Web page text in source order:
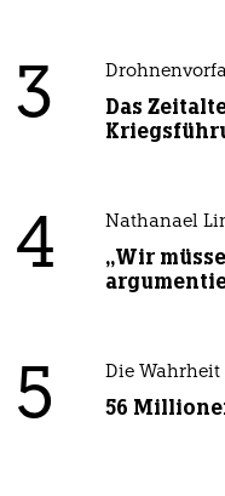
3
Das
4 Nathanael
„Wir
5 Die Wahrheit
56